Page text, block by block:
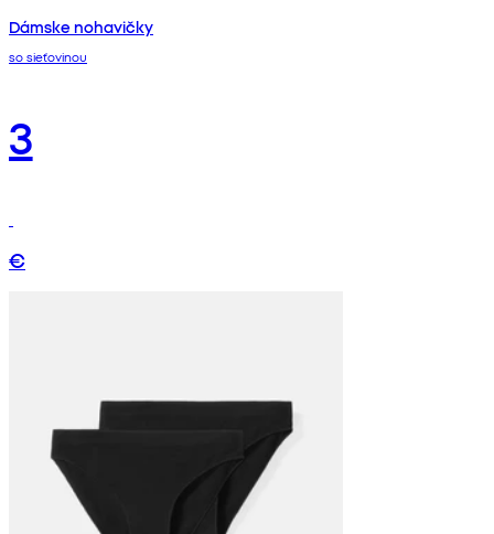
Dámske nohavičky
so sieťovinou
3
€